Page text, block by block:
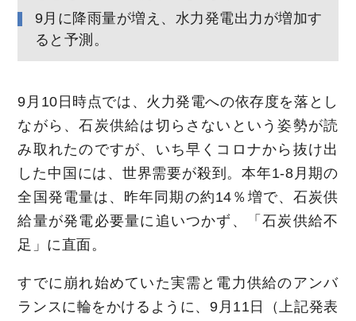
9月に降雨量が増え、水力発電出力が増加す
ると予測。
9月10日時点では、火力発電への依存度を落とし
ながら、石炭供給は切らさないという姿勢が読
み取れたのですが、いち早くコロナから抜け出
した中国には、世界需要が殺到。本年1-8月期の
全国発電量は、昨年同期の約14％増で、石炭供
給量が発電必要量に追いつかず、「石炭供給不
足」に直面。
すでに崩れ始めていた実需と電力供給のアンバ
ランスに輪をかけるように、9月11日（上記発表